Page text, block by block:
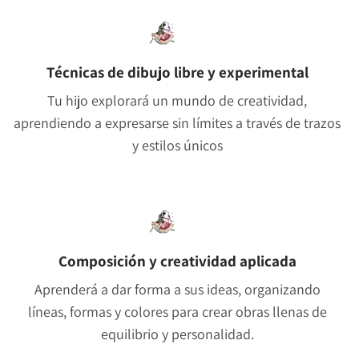
Técnicas de dibujo libre y experimental
Tu hijo explorará un mundo de creatividad,
aprendiendo a expresarse sin límites a través de trazos
y estilos únicos
Composición y creatividad aplicada
Aprenderá a dar forma a sus ideas, organizando
líneas, formas y colores para crear obras llenas de
equilibrio y personalidad.